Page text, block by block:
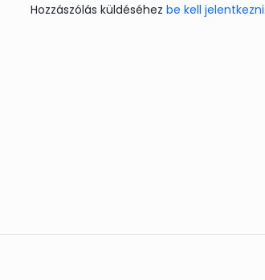
Hozzászólás küldéséhez be kell jelentkezni.